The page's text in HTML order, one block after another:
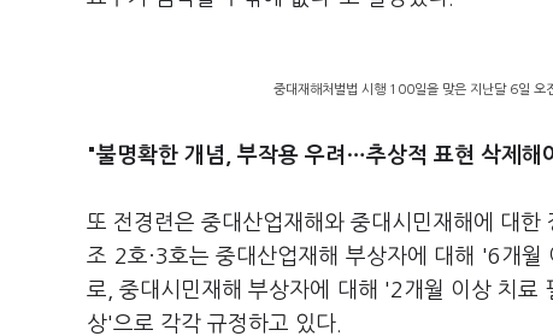
중대재해처벌법 시행 100일을 맞은 지난달 6일 오
"불명확한 개념, 부작용 우려…추상적 표현 삭제해
또 전경련은 중대산업재해와 중대시민재해에 대
조 2호·3호는 중대산업재해 부상자에 대해 '6개
로, 중대시민재해 부상자에 대해 '2개월 이상 치
상'으로 각각 규정하고 있다.